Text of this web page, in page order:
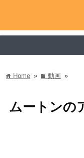
home Home » folder動画 »
ムートンの